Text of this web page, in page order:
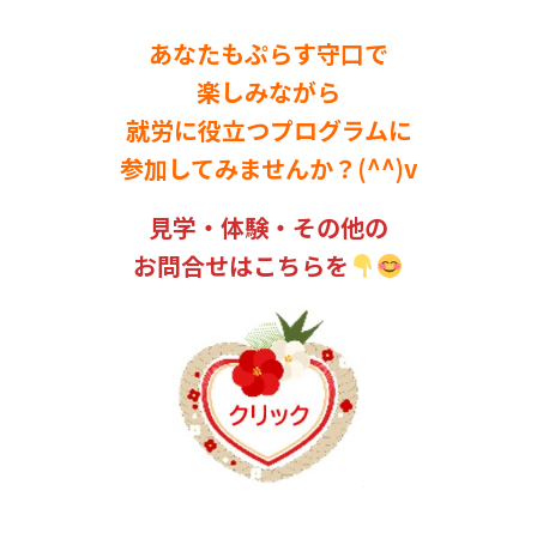
あなたもぷらす守口で
楽しみながら
就労に役立つプログラムに
参加してみませんか？(^^)v
見学・体験・その他の
お問合せはこちらを